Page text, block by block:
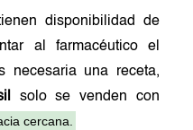
disponibilidad de
al farmacéutico el
necesaria una receta,
solo se venden con
cercana.